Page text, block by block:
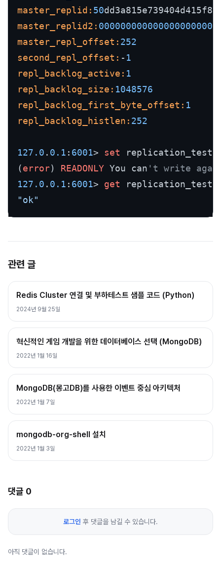
master_replid: 50
master_replid2:
master_repl_offset: 252
second_repl_offset: - 1
repl_backlog_active: 1
repl_backlog_size: 1048576
repl_backlog_first_byte_offset: 1
repl_backlog_histlen: 252
127.0 . 0.1 : 6001> set replication_test
(error) READONLY You can 't write
127.0 . 0.1 : 6001> get
"ok"
관련 글
Redis Cluster 연결 및 부하테스트 샘플 코드 (Python)
2024년 9월 25일
혁신적인 게임 개발을 위한 데이터베이스 선택 (MongoDB)
2022년 1월 16일
MongoDB(몽고DB)를 사용한 이벤트 중심 아키텍처
2022년 1월 7일
mongodb-org-shell 설치
2022년 1월 3일
댓글 0
로그인 후 댓글을 남길 수 있습니다.
아직 댓글이 없습니다.